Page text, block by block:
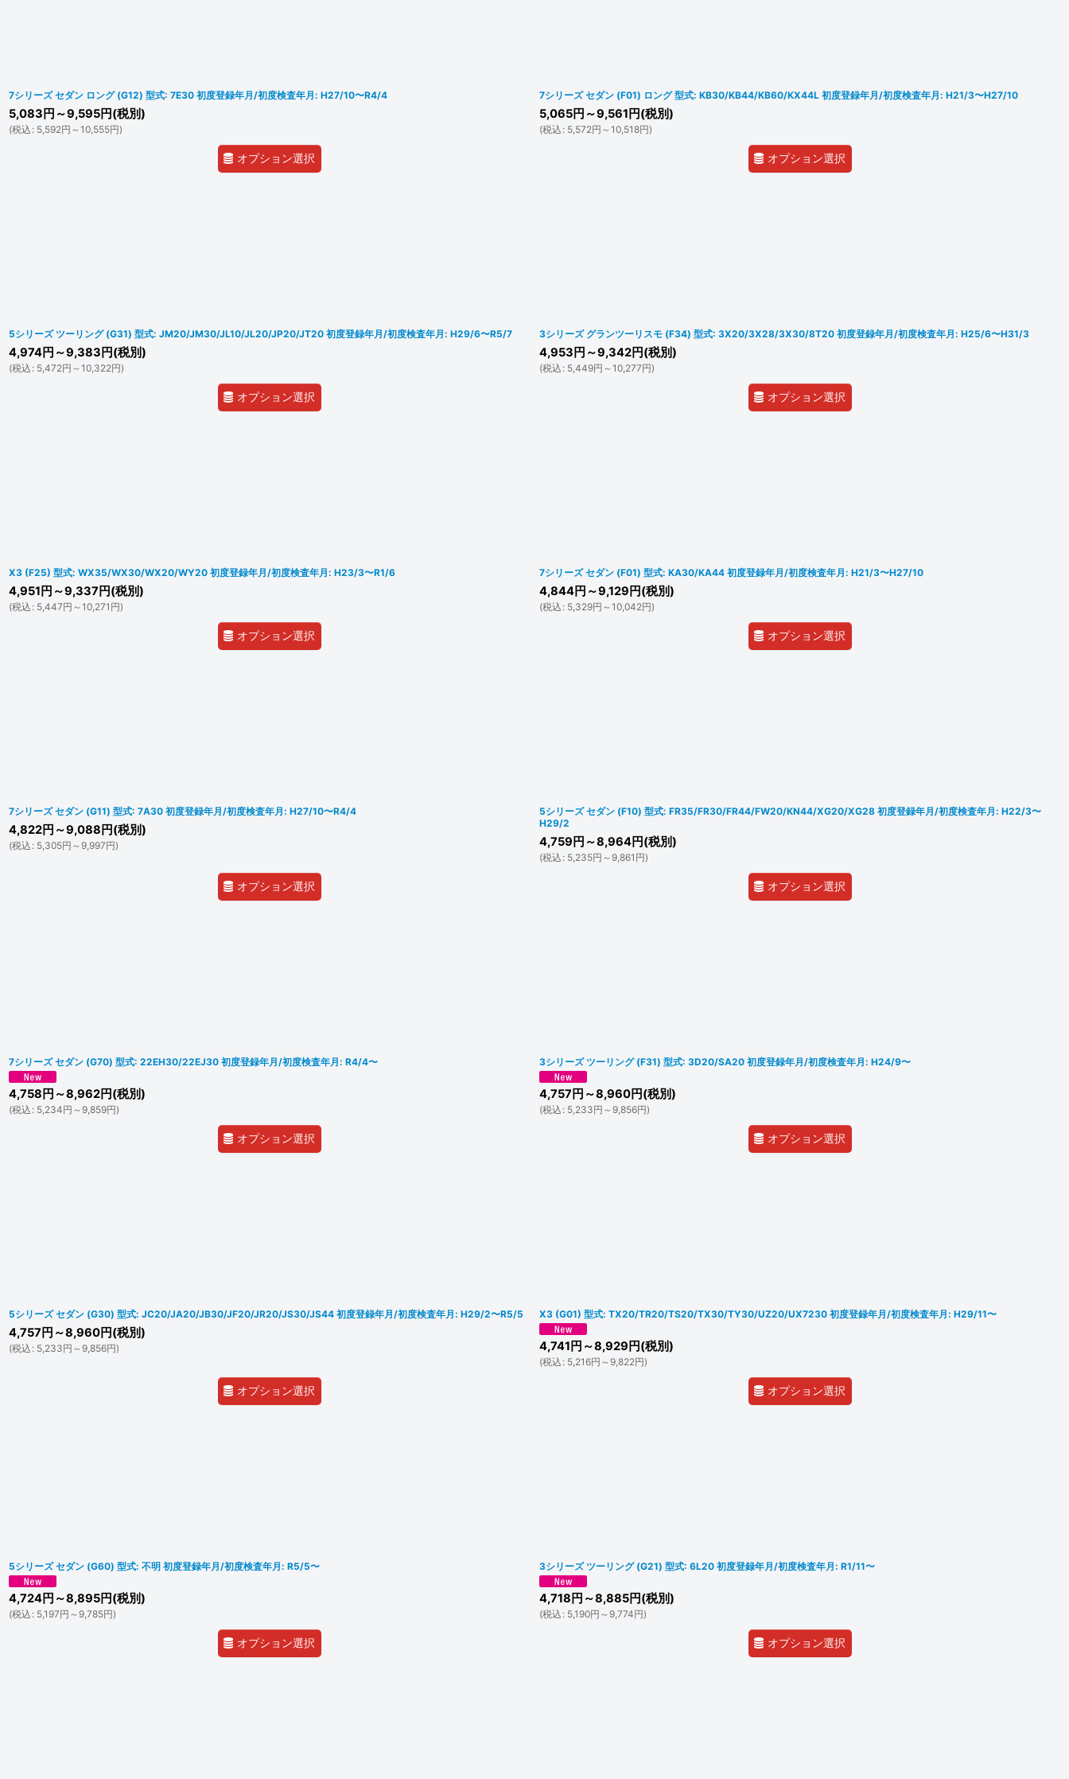
7シリーズ セダン ロング (G12) 型式: 7E30 初度登録年月/初度検査年月: H27/10〜R4/4
5,083 円 ～9,595円(税別)
(税込 : 5,592円 ～10,555円)
オプション選択
7シリーズ セダン (F01) ロング 型式: KB30/KB44/KB60/KX44L 初度登録年月/初度検査年月: H21/3〜H27/10
5,065円 ～9,561 円(税別)
(税込 : 5,572円 ～10,518円)
オプション選択
5シリーズ ツーリング (G31) 型式: JM20/JM30/JL10/JL20/JP20/JT20 初度登録年月/初度検査年月: H29/6〜R5/7
4,974円 ～9,383 円(税別)
(税込 : 5,472円 ～10,322円)
オプション選択
3シリーズ グランツーリスモ (F34) 型式: 3X20/3X28/3X30/8T20 初度登録年月/初度検査年月: H25/6〜H31/3
4,953 円 ～9,342円(税別)
(税込 : 5,449円 ～10,277円)
オプション選択
X3 (F25) 型式: WX35/WX30/WX20/WY20 初度登録年月/初度検査年月: H23/3〜R1/6
4,951 円 ～9,337 円(税別)
(税込 : 5,447円 ～10,271 円)
オプション選択
7シリーズ セダン (F01) 型式: KA30/KA44 初度登録年月/初度検査年月: H21/3〜H27/10
4,844円 ～9,129 円(税別)
(税込 : 5,329円 ～10,042円)
オプション選択
7シリーズ セダン (G11) 型式: 7A30 初度登録年月/初度検査年月: H27/10〜R4/4
4,822円 ～9,088 円(税別)
(税込 : 5,305円 ～9,997円)
オプション選択
5シリーズ セダン (F10) 型式: FR35/FR30/FR44/FW20/KN44/XG20/XG28 初度登録年月/初度検査年月: H22/3〜
H29/2
4,759 円 ～8,964円(税別)
(税込 : 5,235円 ～9,861 円)
オプション選択
7シリーズ セダン (G70) 型式: 22EH30/22EJ30 初度登録年月/初度検査年月: R4/4〜
4,758 円 ～8,962円(税別)
(税込 : 5,234円 ～9,859円)
オプション選択
3シリーズ ツーリング (F31) 型式: 3D20/SA20 初度登録年月/初度検査年月: H24/9〜
4,757 円 ～8,960円(税別)
(税込 : 5,233円 ～9,856円)
オプション選択
5シリーズ セダン (G30) 型式: JC20/JA20/JB30/JF20/JR20/JS30/JS44 初度登録年月/初度検査年月: H29/2〜R5/5
4,757 円 ～8,960円(税別)
(税込 : 5,233円 ～9,856円)
オプション選択
X3 (G01) 型式: TX20/TR20/TS20/TX30/TY30/UZ20/UX7230 初度登録年月/初度検査年月: H29/11〜
4,741 円 ～8,929 円(税別)
(税込 : 5,216円 ～9,822円)
オプション選択
5シリーズ セダン (G60) 型式: 不明 初度登録年月/初度検査年月: R5/5〜
4,724円 ～8,895円(税別)
(税込 : 5,197円 ～9,785円)
オプション選択
3シリーズ ツーリング (G21) 型式: 6L20 初度登録年月/初度検査年月: R1/11〜
4,718 円 ～8,885円(税別)
(税込 : 5,190円 ～9,774円)
オプション選択